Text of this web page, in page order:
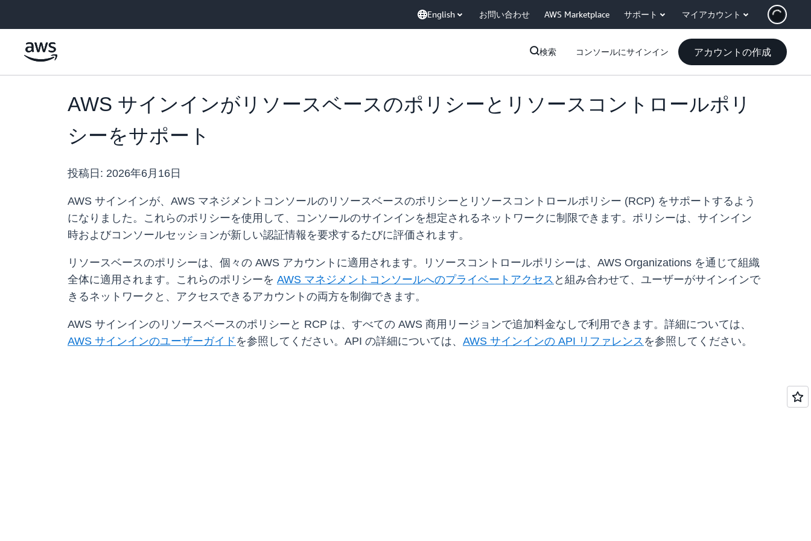
English お問い合わせ AWS Marketplace サポート マイアカウント
検索 コンソールにサインイン アカウントの作成
AWS サインインがリソースベースのポリシーとリソースコントロールポリ
シーをサポート
投稿日: 2026年6月16日
AWS サインインが、AWS マネジメントコンソールのリソースベースのポリシーとリソースコントロールポリシー (RCP) をサポートするよう
になりました。これらのポリシーを使用して、コンソールのサインインを想定されるネットワークに制限できます。ポリシーは、サインイン
時およびコンソールセッションが新しい認証情報を要求するたびに評価されます。
リソースベースのポリシーは、個々の AWS アカウントに適用されます。リソースコントロールポリシーは、AWS Organizations を通じて組織
全体に適用されます。これらのポリシーを AWS マネジメントコンソールへのプライベートアクセス と組み合わせて、ユーザーがサインインで
きるネットワークと、アクセスできるアカウントの両方を制御できます。
AWS サインインのリソースベースのポリシーと RCP は、すべての AWS 商用リージョンで追加料金なしで利用できます。詳細については、
AWS サインインのユーザーガイド を参照してください。API の詳細については、 AWS サインインの API リファレンス を参照してください。